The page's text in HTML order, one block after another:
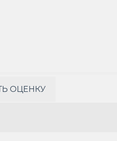
ОЦЕНКУ